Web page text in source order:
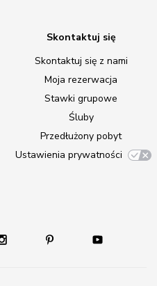
Skontaktuj się
Skontaktuj się z nami
Moja rezerwacja
Stawki grupowe
Śluby
Przedłużony pobyt
Ustawienia prywatności